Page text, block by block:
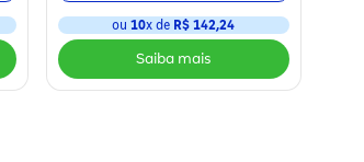
ou 10x de R$ 142,24